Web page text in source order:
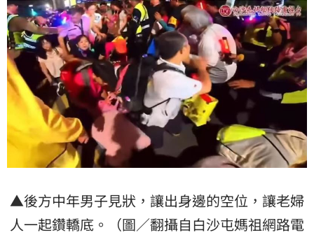
▲後方中年男子見狀，讓出身邊的空位，讓老婦
人一起鑽轎底。（圖／翻攝自白沙屯媽祖網路電